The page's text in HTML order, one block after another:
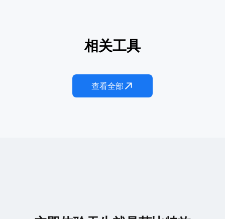
相关工具AI 每日穿搭
Paw Princess
查看全部